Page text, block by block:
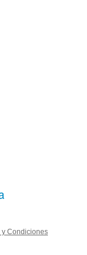
y Condiciones